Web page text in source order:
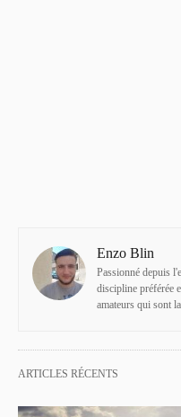
Enzo Blin
Passionné depuis
discipline préférée
amateurs qui sont
ARTICLES RÉCENTS